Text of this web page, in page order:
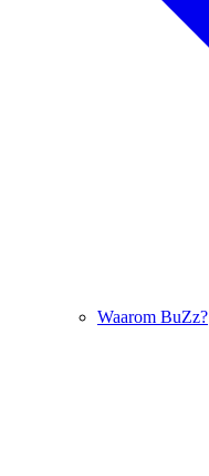
Waarom BuZz?